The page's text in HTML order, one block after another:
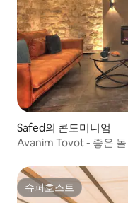
Safed의 콘도미니엄
Avanim Tovot - 좋은 돌
슈퍼호스트
슈퍼호스트